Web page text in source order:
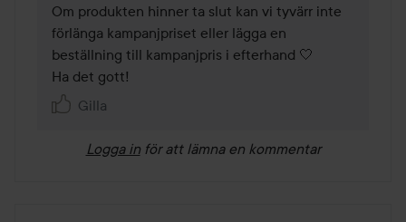
Om produkten hinner ta slut kan vi tyvärr inte
förlänga kampanjpriset eller lägga en
beställning till kampanjpris i efterhand 🤍
Ha det gott!
Gilla
Logga in för att lämna en kommentar